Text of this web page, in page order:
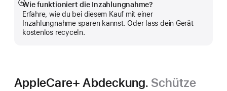
Wie funktioniert die Inzahlungnahme?
Erfahre, wie du bei diesem Kauf mit einer
Inzahlungnahme sparen kannst. Oder lass dein Gerät
kostenlos recyceln.
Mehr
anzeigen
AppleCare+ Abdeckung. Schütze